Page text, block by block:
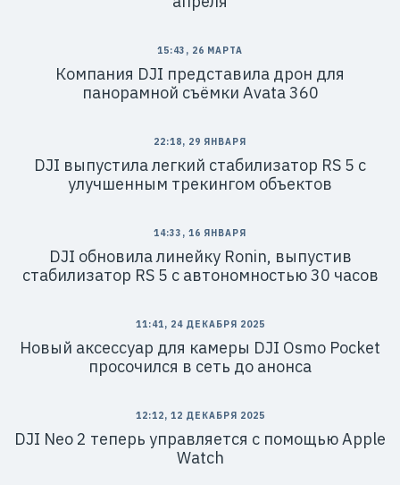
15:43, 26 МАРТА
Компания DJI представила дрон для
панорамной съёмки Avata 360
22:18, 29 ЯНВАРЯ
DJI выпустила легкий стабилизатор RS 5 с
улучшенным трекингом объектов
14:33, 16 ЯНВАРЯ
DJI обновила линейку Ronin, выпустив
стабилизатор RS 5 с автономностью 30 часов
11:41, 24 ДЕКАБРЯ 2025
Новый аксессуар для камеры DJI Osmo Pocket
просочился в сеть до анонса
12:12, 12 ДЕКАБРЯ 2025
DJI Neo 2 теперь управляется с помощью Apple
Watch